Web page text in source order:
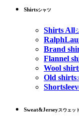
Shirtsシャツ
Shirts All
Brand
Flannel
Wool
Old shirts
Sweat&Jerseyスウェッ